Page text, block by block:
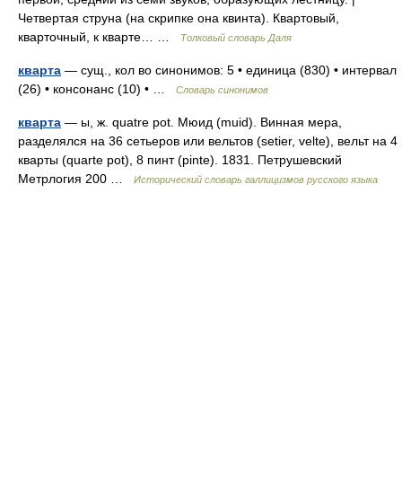
Четвертая струна (на скрипке она квинта). Квартовый,
кварточный, к кварте… …
Толковый словарь Даля
кварта — сущ., кол во синонимов: 5 • единица (830) • интервал
(26) • консонанс (10) • …
Словарь синонимов
кварта — ы, ж. quatre pot. Мюид (muid). Винная мера,
разделялся на 36 сетьеров или вельтов (setier, velte), вельт на 4
кварты (quarte pot), 8 пинт (pinte). 1831. Петрушевский
Метрлогия 200 …
Исторический словарь галлицизмов русского языка